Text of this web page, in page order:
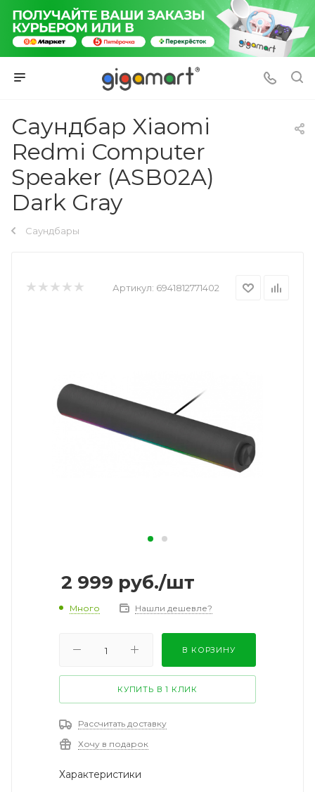
Саундбар Xiaomi
Redmi Computer
Speaker (ASB02A)
Dark Gray
Саундбары
Артикул: 6941812771402
2 999 руб./шт
Много Нашли дешевле?
В КОРЗИНУ
КУПИТЬ В 1 КЛИК
Рассчитать доставку
Хочу в подарок
Характеристики